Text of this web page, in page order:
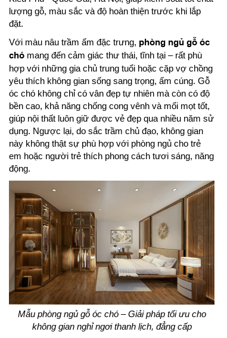
lượng gỗ, màu sắc và độ hoàn thiện trước khi lắp
đặt.
Với màu nâu trầm ấm đặc trưng, phòng ngủ gỗ óc
chó mang đến cảm giác thư thái, tĩnh tại – rất phù
hợp với những gia chủ trung tuổi hoặc cặp vợ chồng
yêu thích không gian sống sang trọng, ấm cúng. Gỗ
óc chó không chỉ có vân đẹp tự nhiên mà còn có độ
bền cao, khả năng chống cong vênh và mối mọt tốt,
giúp nội thất luôn giữ được vẻ đẹp qua nhiều năm sử
dụng. Ngược lại, do sắc trầm chủ đạo, không gian
này không thật sự phù hợp với phòng ngủ cho trẻ
em hoặc người trẻ thích phong cách tươi sáng, năng
động.
Mẫu phòng ngủ gỗ óc chó – Giải pháp tối ưu cho
không gian nghỉ ngơi thanh lịch, đẳng cấp